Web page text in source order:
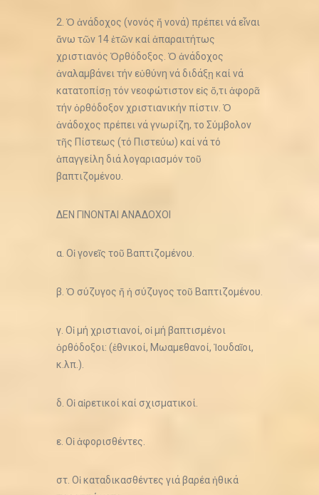
2. Ὁ ἀνάδοχος (νονός ἤ νονά) πρέπει νά εἶναι
ἄνω τῶν 14 ἐτῶν καί ἀπαραιτήτως
χριστιανός Ὀρθόδοξος. Ὁ ἀνάδοχος
ἀναλαμβάνει τήν εὐθύνη νά διδάξῃ καί νά
κατατοπίσῃ τόν νεοφώτιστον εἰς ὅ,τι ἀφορᾶ
τήν ὀρθόδοξον χριστιανικήν πίστιν. Ὁ
ἀνάδοχος πρέπει νά γνωρίζη, το Σύμβολον
τῆς Πίστεως (τό Πιστεύω) καί νά τό
ἀπαγγείλη διά λογαριασμόν τοῦ
βαπτιζομένου.
ΔΕΝ ΓΙΝΟΝΤΑΙ ΑΝΑΔΟΧΟΙ
α. Οἱ γονεῖς τοῦ Βαπτιζομένου.
β. Ὁ σύζυγος ἤ ἡ σύζυγος τοῦ Βαπτιζομένου.
γ. Οἱ μή χριστιανοί, οἱ μή βαπτισμένοι
ὀρθόδοξοι: (ἐθνικοί, Μωαμεθανοί, Ἰουδαῖοι,
κ.λπ.).
δ. Οἱ αἱρετικοί καί σχισματικοί.
ε. Οἱ ἀφορισθέντες.
στ. Οἱ καταδικασθέντες γιά βαρέα ἠθικά